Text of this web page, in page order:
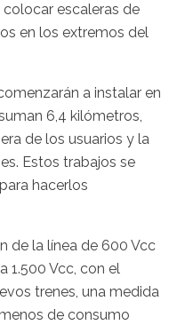
escaleras de
en los extremos del
a instalar en
6,4 kilómetros,
de los usuarios y la
Estos trabajos se
hacerlos
de la línea de 600 Vcc
1.500 Vcc, con el
trenes, una medida
de consumo